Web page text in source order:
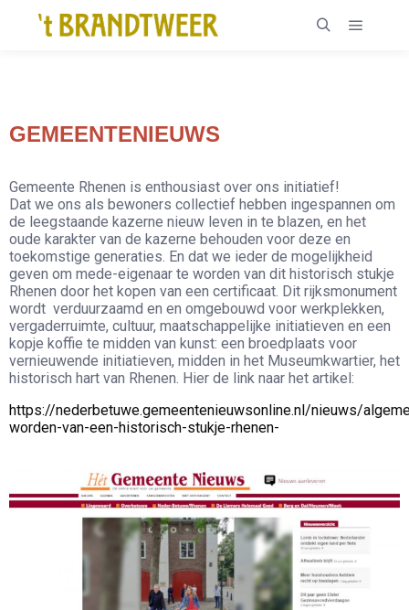
GEMEENTENIEUWS
Gemeente Rhenen is enthousiast over ons initiatief!
Dat we ons als bewoners collectief hebben ingespannen om
de leegstaande kazerne nieuw leven in te blazen, en het
oude karakter van de kazerne behouden voor deze en
toekomstige generaties. En dat we ieder de mogelijkheid
geven om mede-eigenaar te worden van dit historisch stukje
Rhenen door het kopen van een certificaat. Dit rijksmonument
wordt verduurzaamd en en omgebouwd voor werkplekken,
vergaderruimte, cultuur, maatschappelijke initiatieven en een
kopje koffie te midden van kunst: een broedplaats voor
vernieuwende initiatieven, midden in het Museumkwartier, het
historisch hart van Rhenen. Hier de link naar het artikel:
https://nederbetuwe.gemeentenieuwsonline.nl/nieuws/
worden-van-een-historisch-stukje-rhenen-